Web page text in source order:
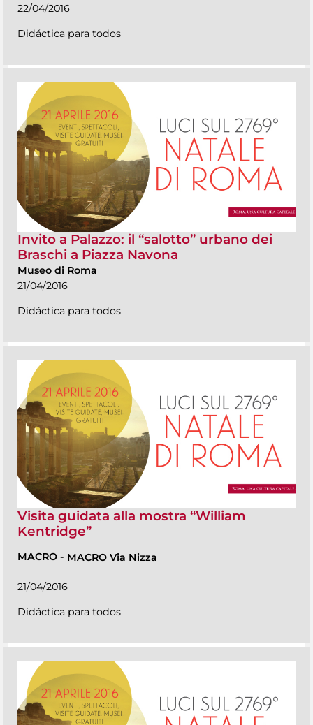
22/04/2016
Didáctica para todos
Invito a Palazzo: il “salotto” urbano dei
Braschi a Piazza Navona
Museo di Roma
21/04/2016
Didáctica para todos
Visita guidata alla mostra “William
Kentridge”
MACRO - MACRO Via Nizza
21/04/2016
Didáctica para todos